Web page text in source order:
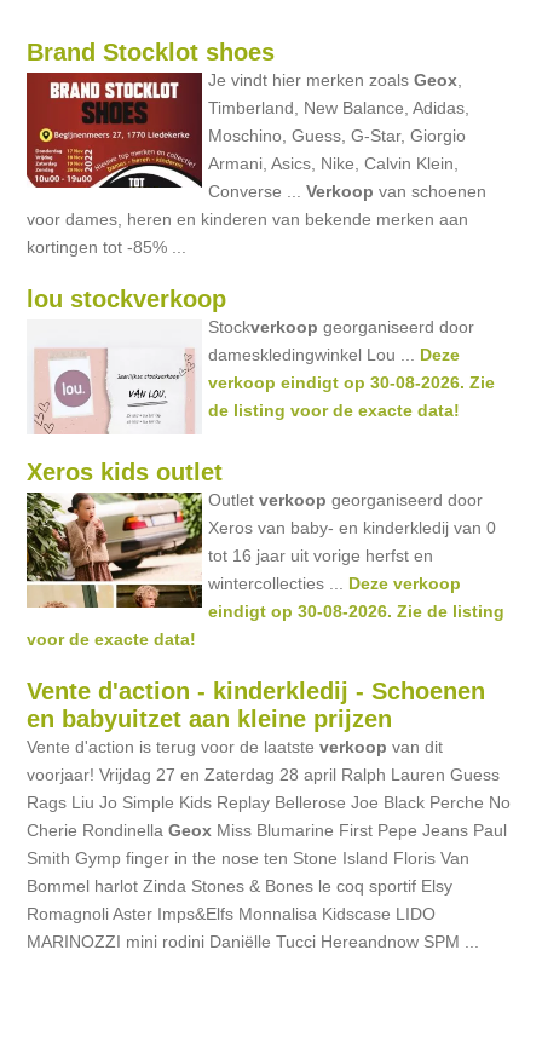
Brand Stocklot shoes
Je vindt hier merken zoalsGeox
Timberland, New Balance, Adidas,
Moschino, Guess, G-Star, Giorgio
Armani, Asics, Nike, Calvin Klein,
Converse ...Verkoop van schoenen
voor dames, heren en kinderen van bekende merken aan
kortingen tot -85% ...
lou stockverkoop
Stockverkoop georganiseerd door
dameskledingwinkel Lou ... Deze
verkoop eindigt op 30-08-2026. Zie
de listing voor de exacte data!
Xeros kids outlet
Outletverkoop georganiseerd door
Xeros van baby- en kinderkledij van 0
tot 16 jaar uit vorige herfst en
wintercollecties ... Deze verkoop
eindigt op 30-08-2026. Zie de listing
voor de exacte data!
Vente d'action - kinderkledij - Schoenen
en babyuitzet aan kleine prijzen
Vente d'action is terug voor de laatsteverkoop van dit
voorjaar! Vrijdag 27 en Zaterdag 28 april Ralph Lauren Guess
Rags Liu Jo Simple Kids Replay Bellerose Joe Black Perche No
Cherie RondinellaGeox Miss Blumarine First Pepe Jeans Paul
Smith Gymp finger in the nose ten Stone Island Floris Van
Bommel harlot Zinda Stones & Bones le coq sportif Elsy
Romagnoli Aster Imps&Elfs Monnalisa Kidscase LIDO
MARINOZZI mini rodini Daniëlle Tucci Hereandnow SPM ...